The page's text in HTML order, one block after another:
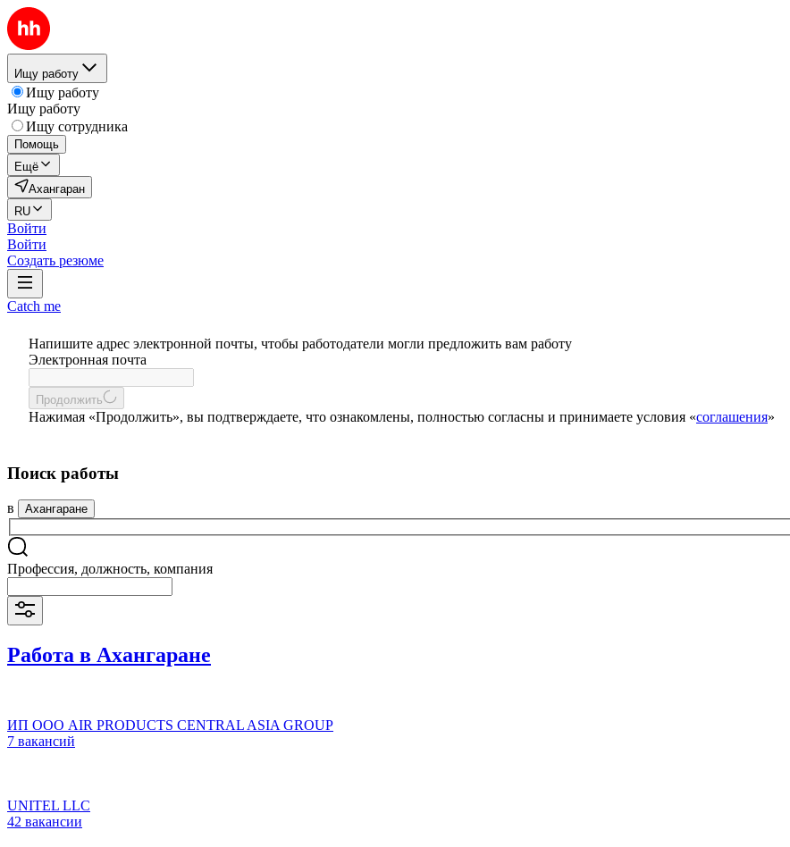
Ищу работу
Ищу работу
Ищу работу
Ищу сотрудника
Помощь
Ещё
Ахангаран
RU
Войти
Войти
Создать резюме
Catch me
Напишите адрес электронной почты, чтобы работодатели могли предложить вам работу
Электронная почта
Продолжить
Нажимая «Продолжить», вы подтверждаете, что ознакомлены, полностью согласны и принимаете условия «соглашения»
Поиск работы
в Ахангаране
Профессия, должность, компания
Работа в Ахангаране
ИП ООО AIR PRODUCTS CENTRAL ASIA GROUP
7 вакансий
UNITEL LLC
42 вакансии